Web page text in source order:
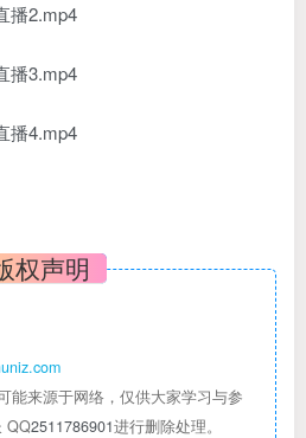
播2.mp4
播3.mp4
播4.mp4
权声明
能来源于网络，仅供大家学习与参
QQ2511786901进行删除处理。